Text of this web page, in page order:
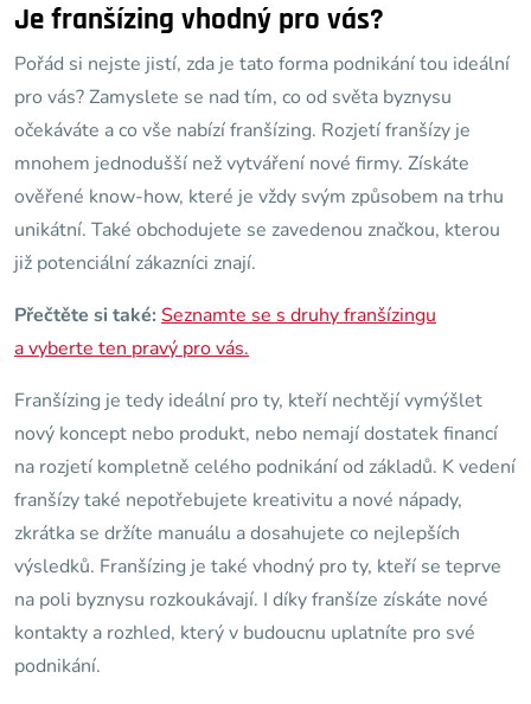
Je franšízing vhodný pro vás?
Pořád si nejste jistí, zda je tato forma podnikání tou ideální
pro vás? Zamyslete se nad tím, co od světa byznysu
očekáváte a co vše nabízí franšízing. Rozjetí franšízy je
mnohem jednodušší než vytváření nové firmy. Získáte
ověřené know-how, které je vždy svým způsobem na trhu
unikátní. Také obchodujete se zavedenou značkou, kterou
již potenciální zákazníci znají.
Přečtěte si také: Seznamte se s druhy franšízingu
a vyberte ten pravý pro vás.
Franšízing je tedy ideální pro ty, kteří nechtějí vymýšlet
nový koncept nebo produkt, nebo nemají dostatek financí
na rozjetí kompletně celého podnikání od základů. K vedení
franšízy také nepotřebujete kreativitu a nové nápady,
zkrátka se držíte manuálu a dosahujete co nejlepších
výsledků. Franšízing je také vhodný pro ty, kteří se teprve
na poli byznysu rozkoukávají. I díky franšíze získáte nové
kontakty a rozhled, který v budoucnu uplatníte pro své
podnikání.